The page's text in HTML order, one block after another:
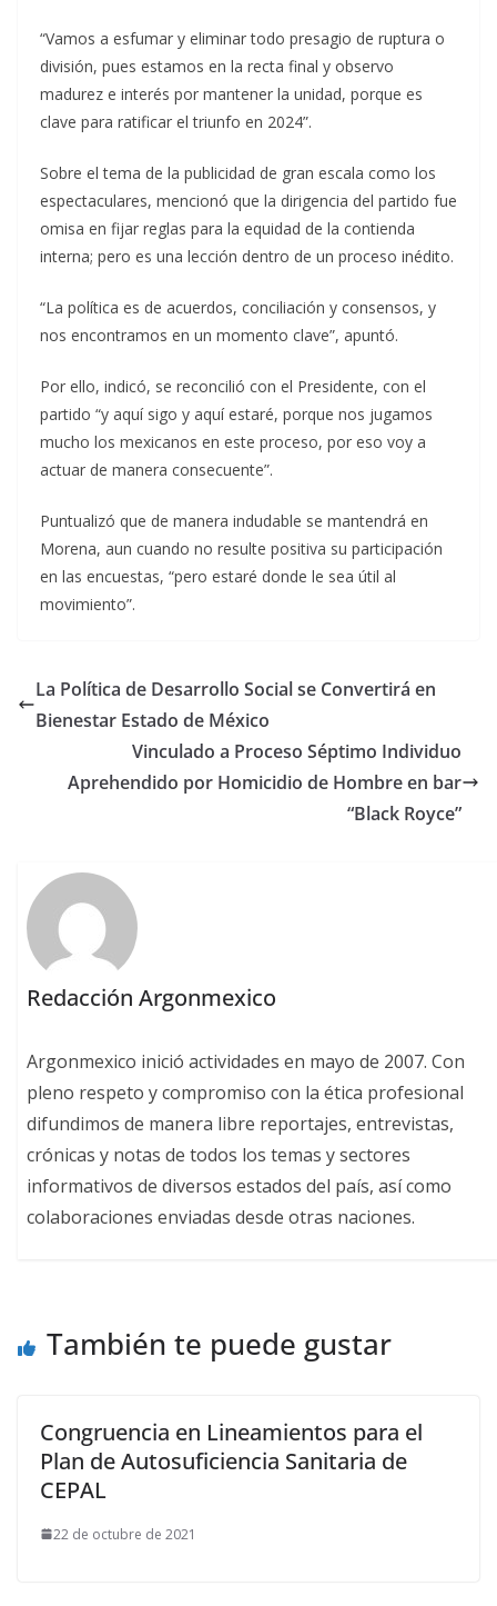
“Vamos a esfumar y eliminar todo presagio de ruptura o
división, pues estamos en la recta final y observo
madurez e interés por mantener la unidad, porque es
clave para ratificar el triunfo en 2024”.
Sobre el tema de la publicidad de gran escala como los
espectaculares, mencionó que la dirigencia del partido fue
omisa en fijar reglas para la equidad de la contienda
interna; pero es una lección dentro de un proceso inédito.
“La política es de acuerdos, conciliación y consensos, y
nos encontramos en un momento clave”, apuntó.
Por ello, indicó, se reconcilió con el Presidente, con el
partido “y aquí sigo y aquí estaré, porque nos jugamos
mucho los mexicanos en este proceso, por eso voy a
actuar de manera consecuente”.
Puntualizó que de manera indudable se mantendrá en
Morena, aun cuando no resulte positiva su participación
en las encuestas, “pero estaré donde le sea útil al
movimiento”.
La Política de Desarrollo Social se Convertirá en
Bienestar Estado de México
Vinculado a Proceso Séptimo Individuo
Aprehendido por Homicidio de Hombre en bar
“Black Royce”
Redacción Argonmexico
Argonmexico inició actividades en mayo de 2007. Con
pleno respeto y compromiso con la ética profesional
difundimos de manera libre reportajes, entrevistas,
crónicas y notas de todos los temas y sectores
informativos de diversos estados del país, así como
colaboraciones enviadas desde otras naciones.
También te puede gustar
Congruencia en Lineamientos para el
Plan de Autosuficiencia Sanitaria de
CEPAL
22 de octubre de 2021